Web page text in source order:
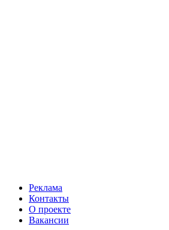
Реклама
Контакты
О проекте
Вакансии